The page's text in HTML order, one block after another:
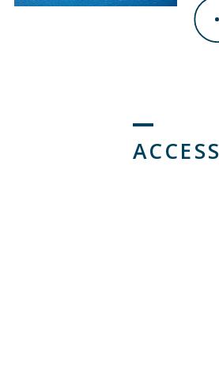
ACCESS